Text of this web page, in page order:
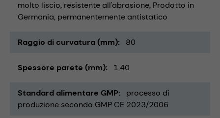
molto liscio resistente all'abrasione Prodotto in
Germania permanentemente antistatico
Raggio di curvatura (mm) 80
Spessore parete (mm) 1,40
Standard alimentare GMP
processo di
produzione secondo GMP CE 2023/2006